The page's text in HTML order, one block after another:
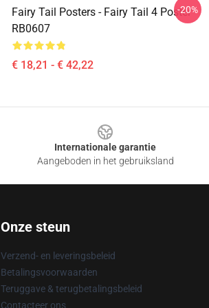
Fairy Tail Posters - Fairy Tail 4 Poster
RB0607
€ 18,21 - € 42,22
-20%
Internationale garantie
Aangeboden in het gebruiksland
Onze steun
Verzend- en leveringsbeleid
Betalingsvoorwaarden
Teruggave & terugbetalingsbeleid
Contacteer ons